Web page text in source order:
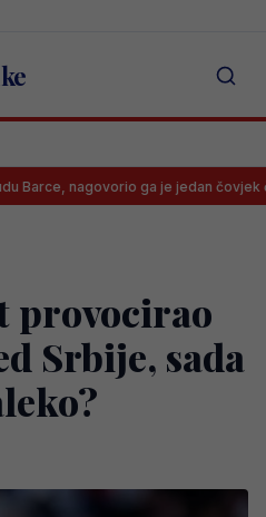
ga je jedan čovjek čiji se
provocirao
Srbije, sada